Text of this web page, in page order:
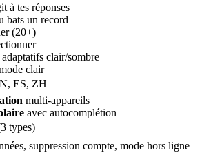
à tes réponses
bats un record
(20+)
adaptatifs clair/sombre
clair
ES, ZH
multi-appareils
avec autocomplétion
types)
suppression compte, mode hors ligne